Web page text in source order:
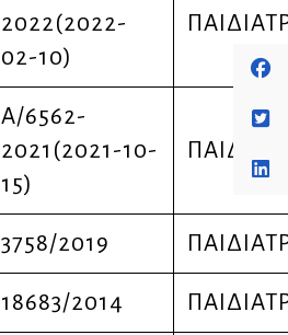
2022(2022-
02-10)
Α/6562-
2021(2021-10-
15)
3758/2019
18683/2014